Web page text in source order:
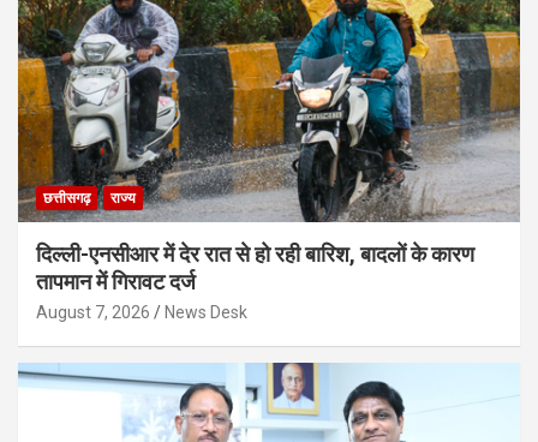
छत्तीसगढ़ राज्य
दिल्ली-एनसीआर में देर रात से हो रही बारिश, बादलों के कारण
तापमान में गिरावट दर्ज
August 7, 2026 News Desk